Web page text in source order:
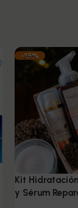
-15%
Kit
y Sérum